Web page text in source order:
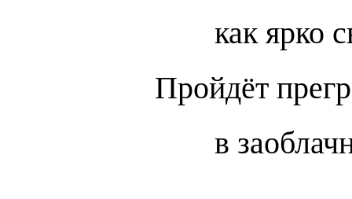
как ярко
Пройдёт
в